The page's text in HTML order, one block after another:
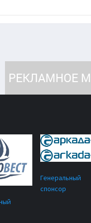
Генеральный
спонсор